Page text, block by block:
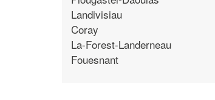
Landivisiau
Coray
La-Forest-Landerneau
Fouesnant